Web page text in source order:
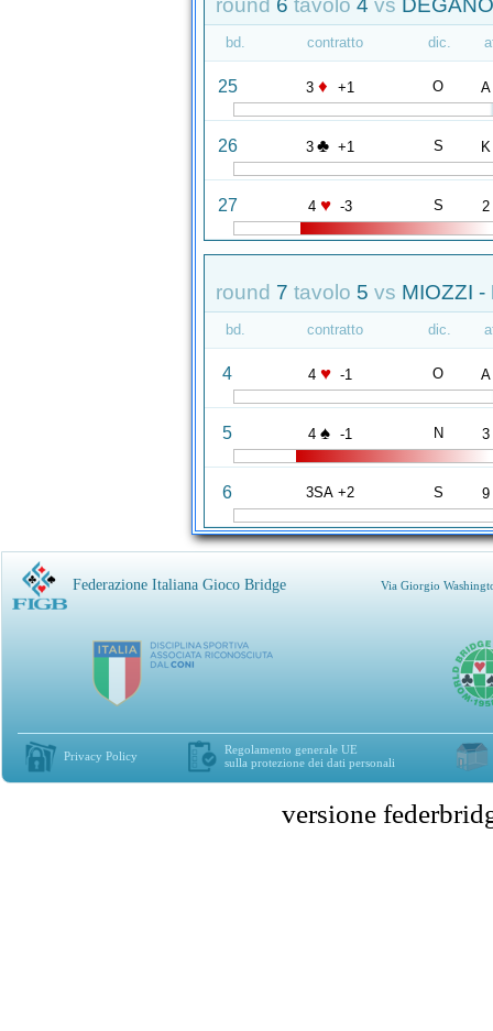
bd. contratto dic.
25 3 ♦ +1 O A
26 3 ♣ +1 S K
27 4 ♥ -3 S 2
round 7 tavolo 5 vs MIOZZI -
bd. contratto dic.
4 4 ♥ -1 O A
5 4 ♠ -1 N 3
6 3SA +2 S 9
Federazione Italiana Gioco Bridge Via Giorgio
Privacy Policy
Regolamento generale UE
sulla protezione dei dati personali
versione